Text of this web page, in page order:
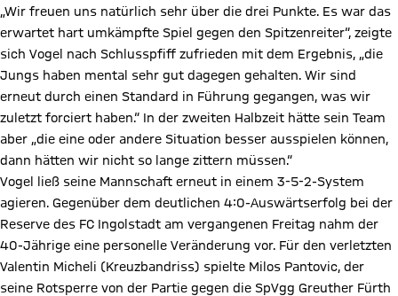
„Wir freuen uns natürlich sehr über die drei Punkte. Es war das
erwartet hart umkämpfte Spiel gegen den Spitzenreiter“, zeigte
sich Vogel nach Schlusspfiff zufrieden mit dem Ergebnis, „die
Jungs haben mental sehr gut dagegen gehalten. Wir sind
erneut durch einen Standard in Führung gegangen, was wir
zuletzt forciert haben.“ In der zweiten Halbzeit hätte sein Team
aber „die eine oder andere Situation besser ausspielen können,
dann hätten wir nicht so lange zittern müssen.“
Vogel ließ seine Mannschaft erneut in einem 3-5-2-System
agieren. Gegenüber dem deutlichen 4:0-Auswärtserfolg bei der
Reserve des FC Ingolstadt am vergangenen Freitag nahm der
40-Jährige eine personelle Veränderung vor. Für den verletzten
Valentin Micheli (Kreuzbandriss) spielte Milos Pantovic, der
seine Rotsperre von der Partie gegen die SpVgg Greuther Fürth